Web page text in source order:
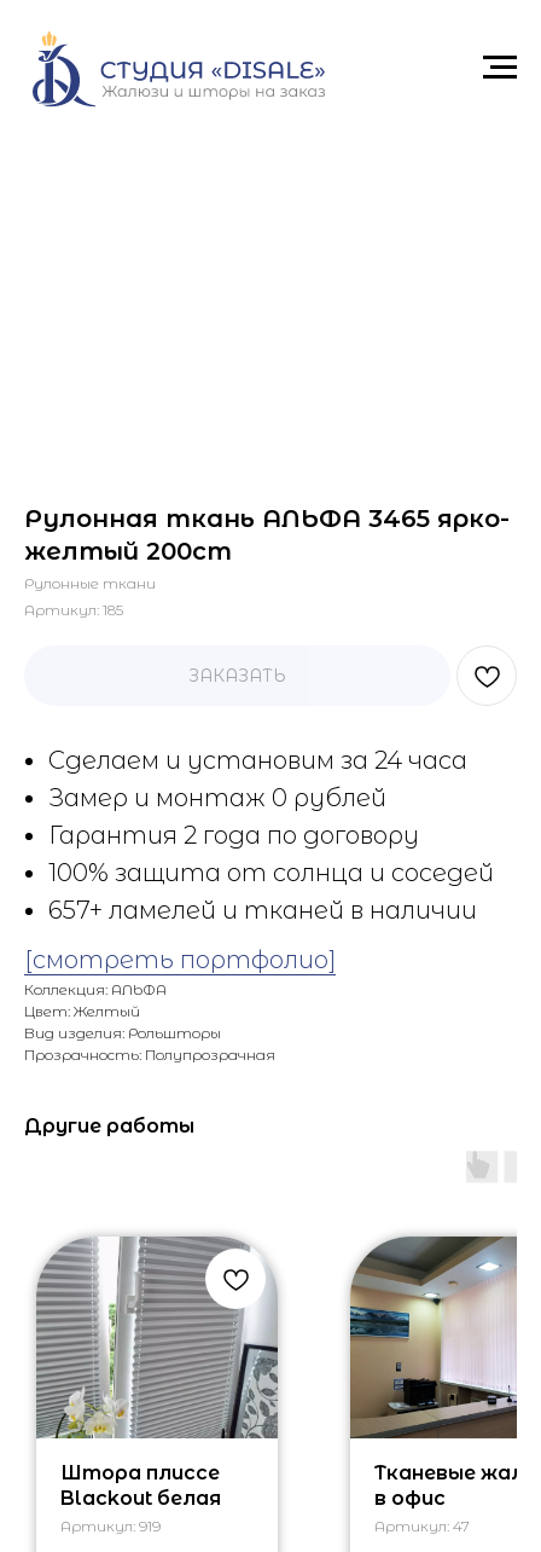
Рулонная ткань АЛЬФА 3465 ярко-
желтый 200cm
Рулонные ткани
Артикул: 185
ЗАКАЗАТЬ
Сделаем и установим за 24 часа
Замер и монтаж 0 рублей
Гарантия 2 года по договору
100% защита от солнца и соседей
657+ ламелей и тканей в наличии
[смотреть портфолио]
Коллекция: АЛЬФА
Цвет: Желтый
Вид изделия: Рольшторы
Прозрачность: Полупрозрачная
Другие работы
Штора плиссе
Blackout белая
Артикул: 919
Тканевые
в офис
Артикул: 47